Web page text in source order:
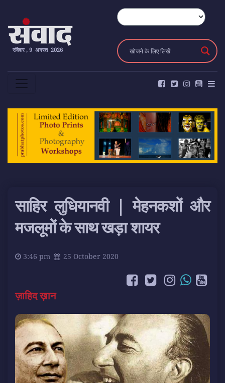
रविवार , 9 अगस्त 2026
साहिर लुधियानवी | मेहनकशों और
मजलूमों के साथ खड़ा शायर
3:46 pm 25 October 2020
ज़ाहिद ख़ान